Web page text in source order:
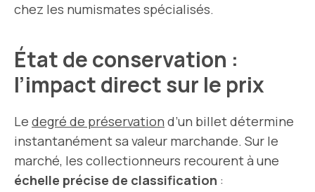
chez les numismates spécialisés.
État de conservation :
l’impact direct sur le prix
Le degré de préservation d’un billet détermine
instantanément sa valeur marchande. Sur le
marché, les collectionneurs recourent à une
échelle précise de classification :